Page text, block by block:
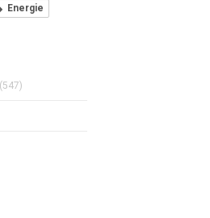
Energie
(547)